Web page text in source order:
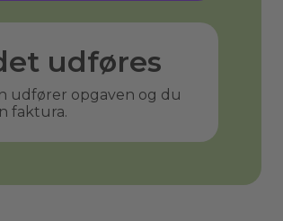
udføres
udfører opgaven og du
faktura.